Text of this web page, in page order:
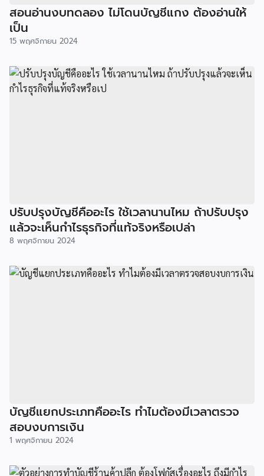
สอนอ่านงบทดลอง ไม่โดนบัญชีแกง ต้องอ่านให้
เป็น
15 พฤศจิกายน 2024
ปรับปรุงบัญชีคืออะไร ใช้เวลานานไหม ถ้าปรับปรุง
แล้วจะเห็นกำไรธุรกิจที่แท้จริงหรือเปล่า
8 พฤศจิกายน 2024
บัญชีแยกประเภทคืออะไร ทำไมต้องมีเวลาตรวจ
สอบงบการเงิน
1 พฤศจิกายน 2024